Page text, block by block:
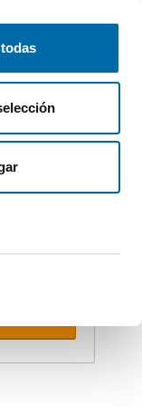
vous
Recevez